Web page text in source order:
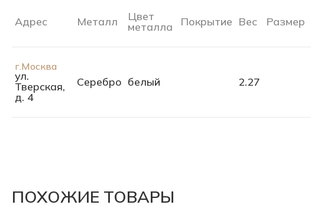
Адрес Металл Цвет
металла Покрытие Вес Размер
г.Москва
ул.
Тверская,
д. 4
Серебро белый 2.27
ПОХОЖИЕ ТОВАРЫ